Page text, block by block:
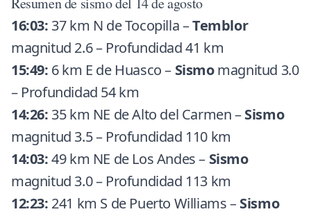
16:03: 37 km N de Tocopilla –Temblor
magnitud 2.6 – Profundidad 41 km
15:49: 6 km E de Huasco – Sismomagnitud 3.0
– Profundidad 54 km
14:26: 35 km NE de Alto del Carmen –Sismo
magnitud 3.5 – Profundidad 110 km
14:03:49 km NE de Los Andes – Sismo
magnitud 3.0 – Profundidad 113 km
12:23: 241 km S de Puerto Williams –Sismo